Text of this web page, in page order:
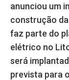
anunciou um
construção
faz parte do
elétrico no
será
prevista para